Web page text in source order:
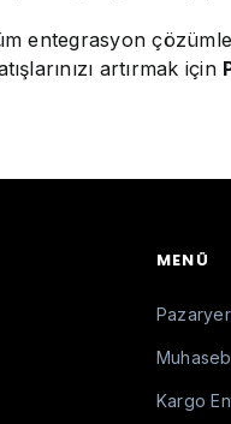
entegrasyon
artırmak için
MENÜ
Kargo